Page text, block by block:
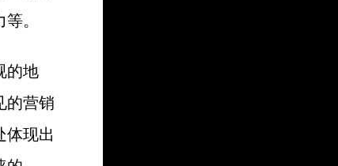
。
的地
的营销
体现出